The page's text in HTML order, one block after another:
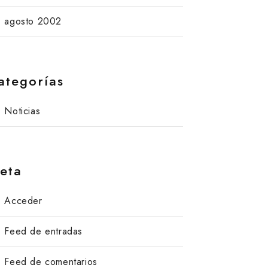
agosto 2002
Noticias
Acceder
Feed de entradas
Feed de comentarios